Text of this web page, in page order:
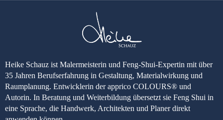
Heike Schauz ist Malermeisterin und Feng-Shui-Expertin mit über
35 Jahren Berufserfahrung in Gestaltung, Materialwirkung und
Raumplanung. Entwicklerin der apprico COLOURS® und
Autorin. In Beratung und Weiterbildung übersetzt sie Feng Shui in
eine Sprache, die Handwerk, Architekten und Planer direkt